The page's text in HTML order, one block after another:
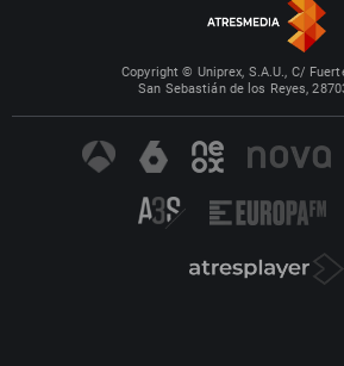
Copyright © Uniprex, S.A.U., C/
San Sebastián de los Reyes,